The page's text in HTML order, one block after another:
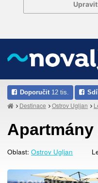
Doporučit 12 tis.
Destinace Ostrov Ugljan
Apartmány
Oblast: Ostrov Ugljan